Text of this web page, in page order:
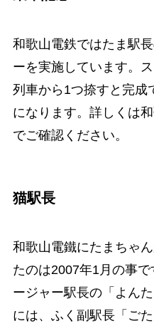
和歌山電鉄ではたま駅
ーを実施しています。
列車から1つ捺すと完成
になります。詳しくは
でご確認ください。
猫駅長
和歌山電鐵にたまちゃ
たのは2007年1月の事
ージャー駅長の「よん
には、ふく副駅長「ご